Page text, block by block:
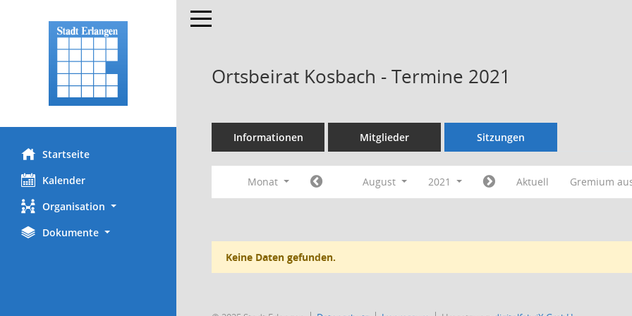
Startseite
Kalender
Organisation
Dokumente
Toggle navigation
Ortsbeirat Kosbach - Termine 2021
Informationen Mitglieder Sitzungen
Monat August 2021 Aktuell Gremium
Keine Daten gefunden.